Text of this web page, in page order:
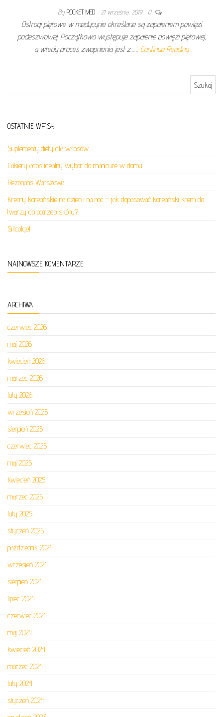
By ROCKET MED 21 września, 2019 0
Ostrogi piętowe w medycynie określane są zapaleniem powięzi
podeszwowej. Początkowo występuje zapalenie powięzi piętowej,
a wtedy proces zwapnienia jest z…… Continue Reading
OSTATNIE WPISY
Suplementy diety dla włosów
Lakiery ados idealny wybór do manicure w domu
Rezonans Warszawa
Kremy koreańskie na dzień i na noc – jak dopasować koreański krem do
twarzy do potrzeb skóry?
Silicolgel
NAJNOWSZE KOMENTARZE
ARCHIWA
czerwiec 2026
maj 2026
kwiecień 2026
marzec 2026
luty 2026
wrzesień 2025
sierpień 2025
czerwiec 2025
maj 2025
kwiecień 2025
marzec 2025
luty 2025
styczeń 2025
październik 2024
wrzesień 2024
sierpień 2024
lipiec 2024
czerwiec 2024
maj 2024
kwiecień 2024
marzec 2024
luty 2024
styczeń 2024